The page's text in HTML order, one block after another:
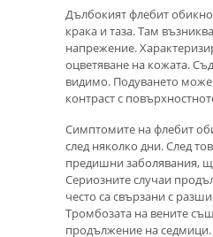
Дълбокият флебит
крака и таза. Там
напрежение.
оцветяване на кожата.
видимо. Подуването
контраст с
Симптомите на флебит
след няколко дни. След
предишни заболявания,
Сериозните случаи
често са свързани с
Тромбозата на вените
продължение на седмици.